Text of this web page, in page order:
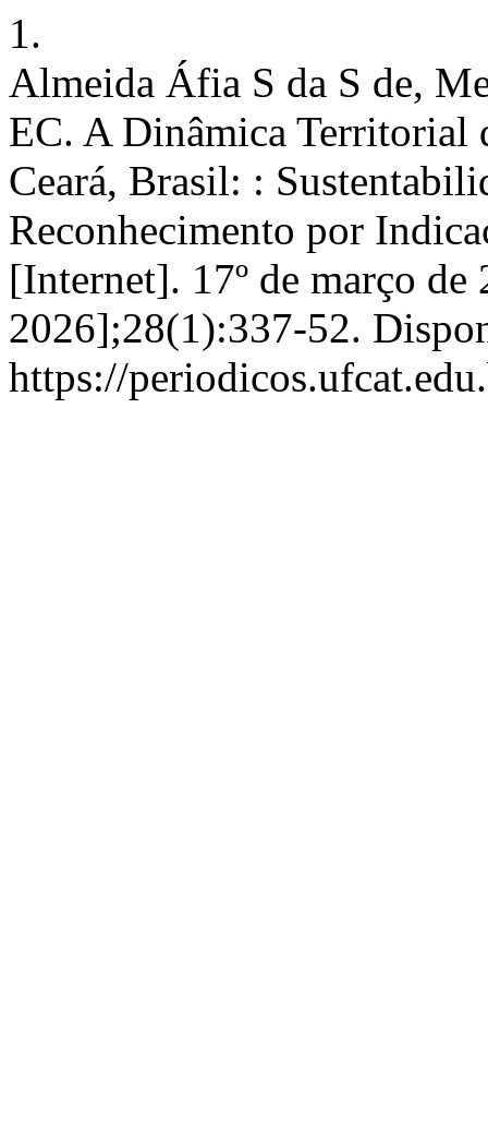
1.
Almeida Áfia S da S de,
EC. A Dinâmica Territorial
Ceará, Brasil: :
Reconhecimento por
[Internet]. 17º de março de
2026];28(1):337-52.
https://